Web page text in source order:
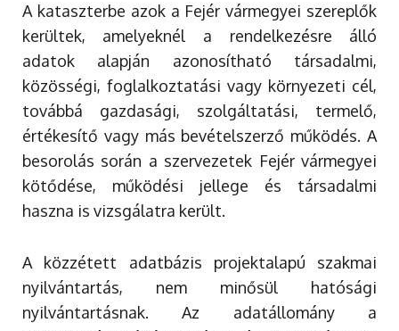
A kataszterbe azok a Fejér vármegyei szereplők
kerültek, amelyeknél a rendelkezésre álló
adatok alapján azonosítható társadalmi,
közösségi, foglalkoztatási vagy környezeti cél,
továbbá gazdasági, szolgáltatási, termelő,
értékesítő vagy más bevételszerző működés. A
besorolás során a szervezetek Fejér vármegyei
kötődése, működési jellege és társadalmi
haszna is vizsgálatra került.
A közzétett adatbázis projektalapú szakmai
nyilvántartás, nem minősül hatósági
nyilvántartásnak. Az adatállomány a